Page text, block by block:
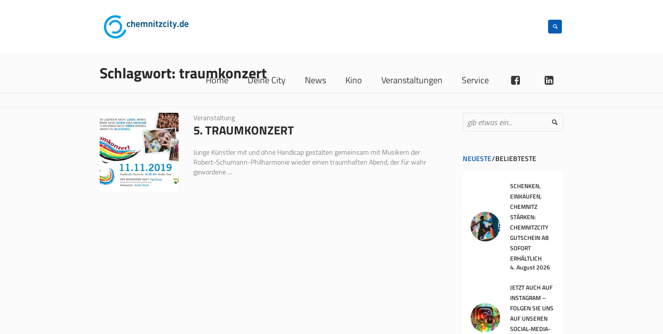
Home Deine City News Kino Veranstaltungen Service
Schlagwort:traumkonzert
Veranstaltung
5. TRAUMKONZERT
Junge Künstler mit und ohne Handicap gestalten gemeinsam mit Musikern der
Robert-Schumann-Philharmonie wieder einen traumhaften Abend, der für wahr
gewordene ...
NEUESTE BELIEBTESTE
SCHENKEN,
EINKAUFEN,
CHEMNITZ
STÄRKEN:
CHEMNITZCITY
GUTSCHEIN AB
SOFORT
ERHÄLTLICH
4. August 2026
JETZT AUCH AUF
INSTAGRAM –
FOLGEN SIE UNS
AUF UNSEREN
SOCIAL-MEDIA-